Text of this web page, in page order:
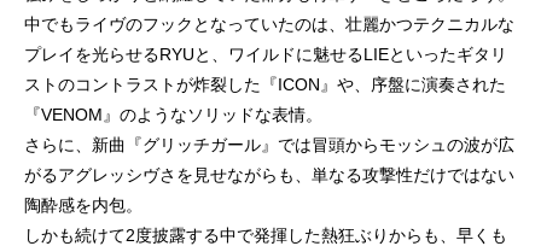
中でもライヴのフックとなっていたのは、壮麗かつテクニカルな
プレイを光らせるRYUと、ワイルドに魅せるLIEといったギタリ
ストのコントラストが炸裂した『ICON』や、序盤に演奏された
『VENOM』のようなソリッドな表情。
さらに、新曲『グリッチガール』では冒頭からモッシュの波が広
がるアグレッシヴさを見せながらも、単なる攻撃性だけではない
陶酔感を内包。
しかも続けて2度披露する中で発揮した熱狂ぶりからも、早くも